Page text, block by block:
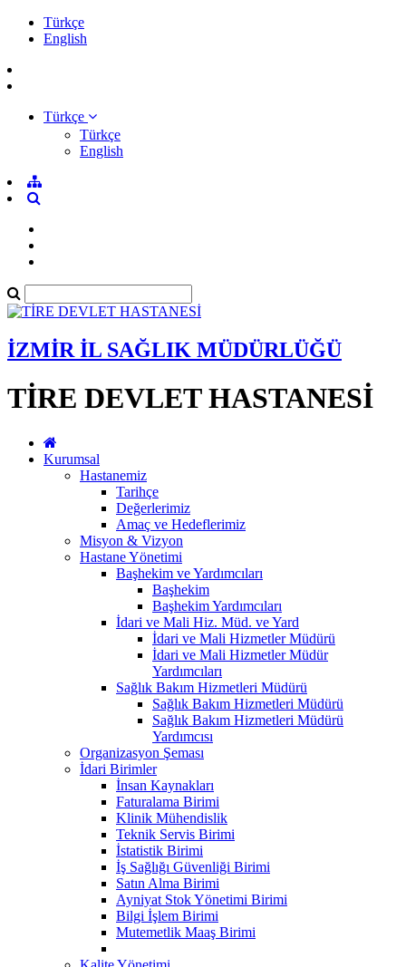
Türkçe
English
Türkçe
Türkçe
English
İZMİR İL SAĞLIK MÜDÜRLÜĞÜ
TİRE DEVLET HASTANESİ
Kurumsal
Hastanemiz
Tarihçe
Değerlerimiz
Amaç ve Hedeflerimiz
Misyon & Vizyon
Hastane Yönetimi
Başhekim ve Yardımcıları
Başhekim
Başhekim Yardımcıları
İdari ve Mali Hiz. Müd. ve Yard
İdari ve Mali Hizmetler Müdürü
İdari ve Mali Hizmetler Müdür
Yardımcıları
Sağlık Bakım Hizmetleri Müdürü
Sağlık Bakım Hizmetleri Müdürü
Sağlık Bakım Hizmetleri Müdürü
Yardımcısı
Organizasyon Şeması
İdari Birimler
İnsan Kaynakları
Faturalama Birimi
Klinik Mühendislik
Teknik Servis Birimi
İstatistik Birimi
İş Sağlığı Güvenliği Birimi
Satın Alma Birimi
Ayniyat Stok Yönetimi Birimi
Bilgi İşlem Birimi
Mutemetlik Maaş Birimi